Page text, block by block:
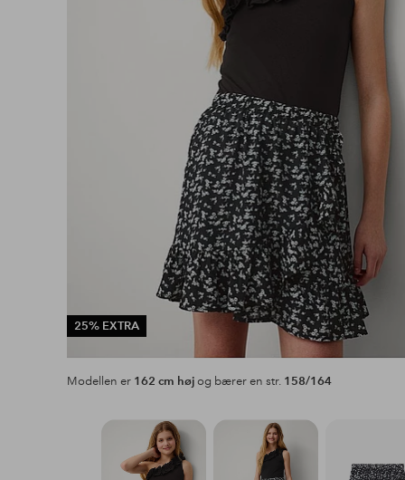
25% EXTRA
Modellen er 162 cm højog bærer en str. 158/164